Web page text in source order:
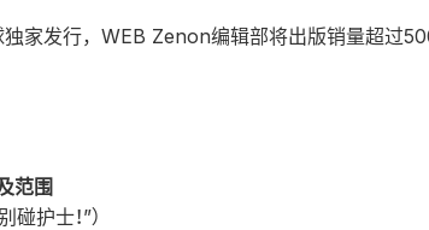
家发行，WEB Zenon编辑部将出版销量超过
范围
护士！”）